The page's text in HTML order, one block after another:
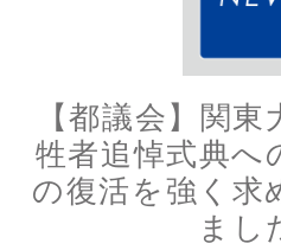
【都議会】関
牲者追悼式典へ
の復活を強く求
まし